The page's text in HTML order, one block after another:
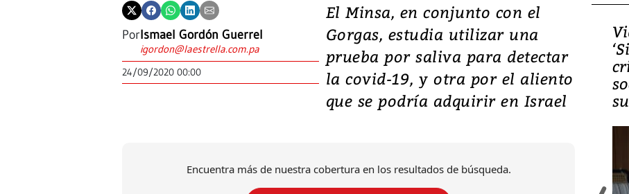
PorIsmael Gordón Guerrel
igordon@laestrella.com.pa
24/09/2020 00:00
El Minsa, en conjunto con el
Gorgas, estudia utilizar una
prueba por saliva para detectar
la covid-19, y otra por el aliento
que se podría adquirir en Israel
Encuentra más de nuestra cobertura en los resultados de búsqueda.
Video, Japón: Terremoto
deja heridos y graves
daños en Kumamoto